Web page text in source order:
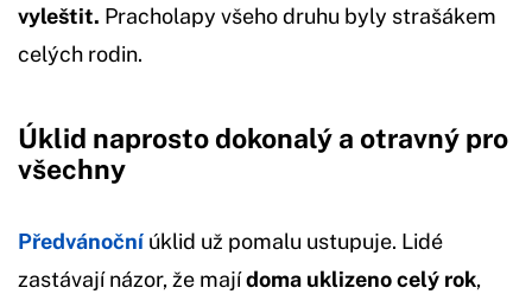
vyleštit. Pracholapy všeho druhu byly strašákem
celých rodin.
Úklid naprosto dokonalý a otravný pro
všechny
Předvánoční úklid už pomalu ustupuje. Lidé
zastávají názor, že majídoma uklizeno celý rok,